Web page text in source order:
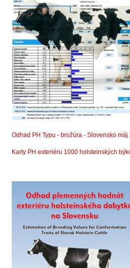
Odhad PH Typu - brožúra - Slovensko máj
Karty PH exteriéru 1000 holsteinských